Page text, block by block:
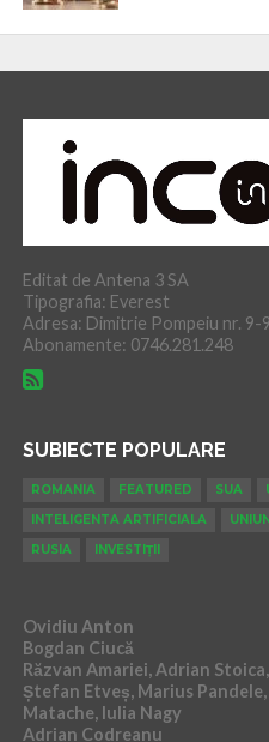
Editat de Antena 3 SA
Tipografia: Everest
Adresa: Dimitrie Pompeiu nr. 9-
Abonamente: 0746.281.248
SUBIECTE POPULARE
ROMANIA FEATURED SUA
INTELIGENTA ARTIFICIALA
RUSIA
INVESTIȚII
Ovidiu Anton
Bogdan Ciucă
Răzvan Amariei, Adrian
Ștefan Etveș, Marius
Matache, Iulia Nagy
Adrian Codreanu